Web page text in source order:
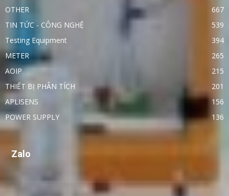
OTHER
667
TIN TỨC - CÔNG NGHỆ
539
Testing Equipment
394
METER
265
AOIP
215
THIẾT BỊ PHÂN TÍCH
201
APLISENS
156
POWER SUPPLY
136
Zalo